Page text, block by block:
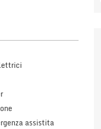
assistita